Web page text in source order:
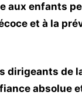
aux enfants
et à la
dirigeants de
absolue